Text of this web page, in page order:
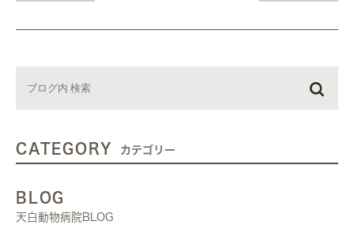
CATEGORY カテゴリー
BLOG
天白動物病院BLOG